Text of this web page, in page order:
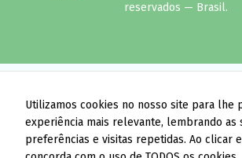
reservados — Brasil.
Utilizamos cookies no nosso site para lhe
experiência mais relevante, lembrando as
preferências e visitas repetidas. Ao clicar